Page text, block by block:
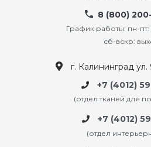
8 (800)
График работы: пн-
сб-вскр:
г. Калининград
+7 (4012)
(отдел тканей для
+7 (4012)
(отдел